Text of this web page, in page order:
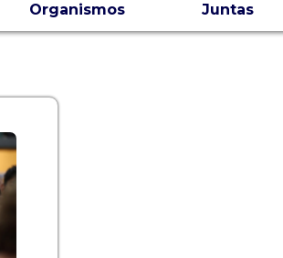
Organismos Juntas